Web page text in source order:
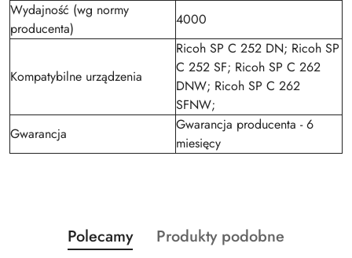
Wydajność (wg normy
producenta)
4000
Kompatybilne urządzenia
Ricoh SP C 252 DN; Ricoh SP
C 252 SF; Ricoh SP C 262
DNW; Ricoh SP C 262
SFNW;
Gwarancja
Gwarancja producenta - 6
miesięcy
Pomiń karuzelę produktów
Produkty
Polecamy
Produkty
Produkty podobne